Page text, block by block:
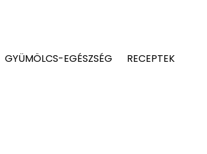
GYÜMÖLCS-EGÉSZSÉG
RECEPTEK